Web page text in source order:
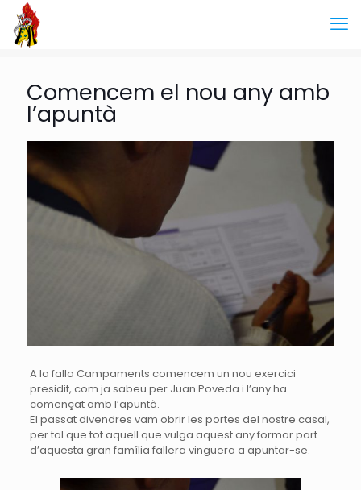
Comencem el nou any amb
l’apuntà
A la falla Campaments comencem un nou exercici
presidit, com ja sabeu per Juan Poveda i l’any ha
començatamb l’apuntà.
El passat divendres vam obrir les portes del nostre casal,
per tal que tot aquell que vulga aquest any formar part
d’aquesta gran família fallera vinguera a apuntar-se.